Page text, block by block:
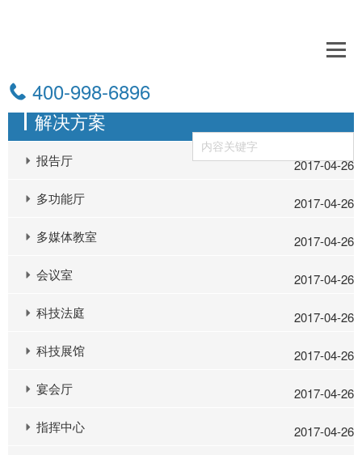
400-998-6896
解决方案
报告厅
2017-04-26
多功能厅
2017-04-26
多媒体教室
2017-04-26
会议室
2017-04-26
科技法庭
2017-04-26
科技展馆
2017-04-26
宴会厅
2017-04-26
指挥中心
2017-04-26